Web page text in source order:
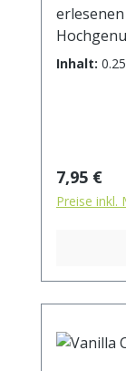
Arabica),
Inhalt:
7,95 €
Preise inkl.